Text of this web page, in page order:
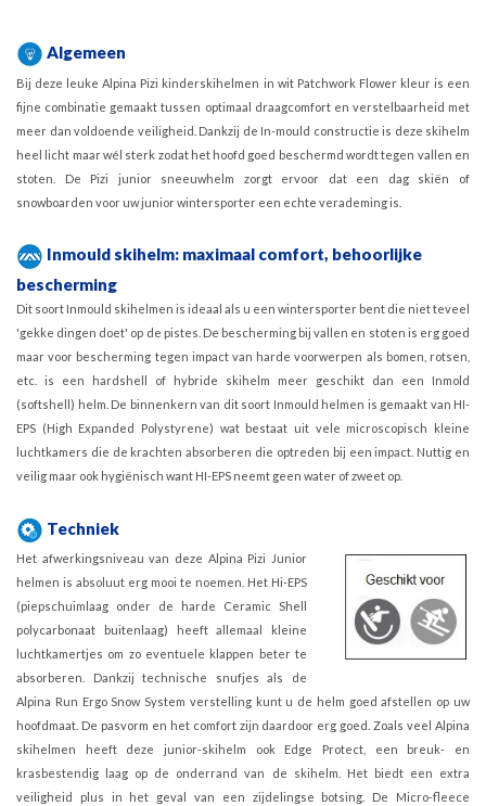
Algemeen
Bij deze leuke Alpina Pizi kinderskihelmen in wit Patchwork Flower kleur is een
fijne combinatie gemaakt tussen optimaal draagcomfort en verstelbaarheid met
meer dan voldoende veiligheid. Dankzij de In-mould constructie is deze skihelm
heel licht maar wél sterk zodat het hoofd goed beschermd wordt tegen vallen en
stoten. De Pizi junior sneeuwhelm zorgt ervoor dat een dag skiën of
snowboarden voor uw junior wintersporter een echte verademing is.
Inmould skihelm: maximaal comfort, behoorlijke
bescherming
Dit soort Inmould skihelmen is ideaal als u een wintersporter bent die niet teveel
'gekke dingen doet' op de pistes. De bescherming bij vallen en stoten is erg goed
maar voor bescherming tegen impact van harde voorwerpen als bomen, rotsen,
etc. is een hardshell of hybride skihelm meer geschikt dan een Inmold
(softshell) helm. De binnenkern van dit soort Inmould helmen is gemaakt van HI-
EPS (High Expanded Polystyrene) wat bestaat uit vele microscopisch kleine
luchtkamers die de krachten absorberen die optreden bij een impact. Nuttig en
veilig maar ook hygiënisch want HI-EPS neemt geen water of zweet op.
Techniek
Het afwerkingsniveau van deze Alpina Pizi Junior
helmen is absoluut erg mooi te noemen. Het Hi-EPS
(piepschuimlaag onder de harde Ceramic Shell
polycarbonaat buitenlaag) heeft allemaal kleine
luchtkamertjes om zo eventuele klappen beter te
absorberen. Dankzij technische snufjes als de
Alpina Run Ergo Snow System verstelling kunt u de helm goed afstellen op uw
hoofdmaat. De pasvorm en het comfort zijn daardoor erg goed. Zoals veel Alpina
skihelmen heeft deze junior-skihelm ook Edge Protect, een breuk- en
krasbestendig laag op de onderrand van de skihelm. Het biedt een extra
veiligheid plus in het geval van een zijdelingse botsing. De Micro-fleece